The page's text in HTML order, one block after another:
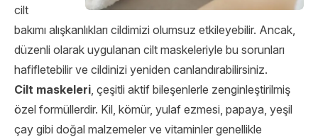
cilt
bakımı alışkanlıkları cildimizi olumsuz etkileyebilir. Ancak,
düzenli olarak uygulanan cilt maskeleriyle bu sorunları
hafifletebilir ve cildinizi yeniden canlandırabilirsiniz.
Cilt maskeleri, çeşitli aktif bileşenlerle zenginleştirilmiş
özel formüllerdir. Kil, kömür, yulaf ezmesi, papaya, yeşil
çay gibi doğal malzemeler ve vitaminler genellikle